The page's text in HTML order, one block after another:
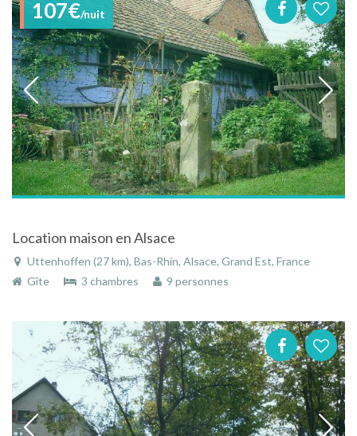
107€/nuit
Location maison en Alsace
Uttenhoffen (27 km), Bas-Rhin, Alsace, Grand Est, France
Gîte
3 chambres 9 personnes